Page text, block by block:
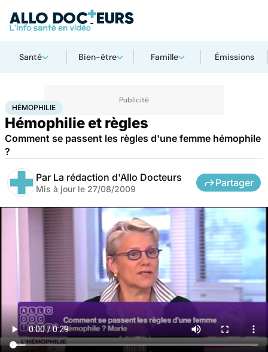
Santé Bien-être Famille Émissions
AccueilBien-être Hémophilie
HÉMOPHILIE
Hémophilie et règles
Comment se passent les règles d'une femme hémophile
?
Par La rédaction d'Allo Docteurs
Mis à jour le 27/08/2009
Partager